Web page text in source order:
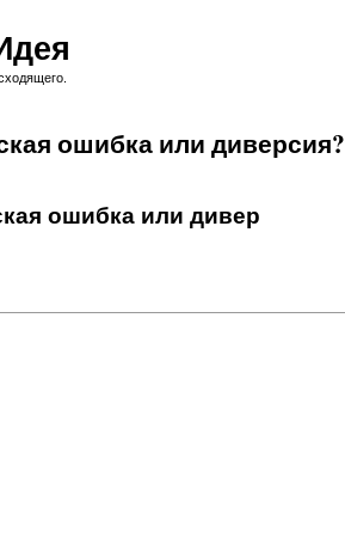
ошибка или диверсия?
ошибка или дивер